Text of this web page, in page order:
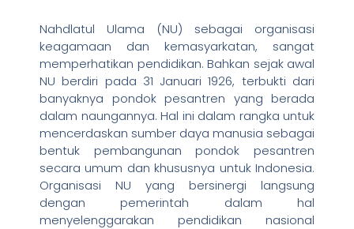
Nahdlatul Ulama (NU) sebagai organisasi
keagamaan dan kemasyarkatan, sangat
memperhatikan pendidikan. Bahkan sejak awal
NU berdiri pada 31 Januari 1926, terbukti dari
banyaknya pondok pesantren yang berada
dalam naungannya. Hal ini dalam rangka untuk
mencerdaskan sumber daya manusia sebagai
bentuk pembangunan pondok pesantren
secara umum dan khususnya untuk Indonesia.
Organisasi NU yang bersinergi langsung
dengan pemerintah dalam hal
menyelenggarakan pendidikan nasional